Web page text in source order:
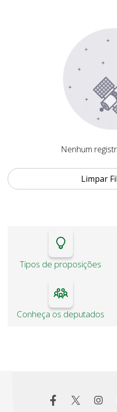
Nenhum
Nenhum
Limpar
Tipos de proposições
Conheça os deputados